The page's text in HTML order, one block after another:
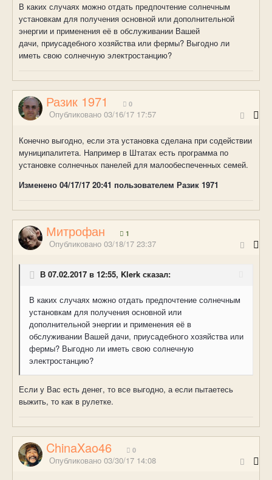
В каких случаях можно отдать предпочтение солнечным
установкам для получения основной или дополнительной
энергии и применения её в обслуживании Вашей
дачи, приусадебного хозяйства или фермы? Выгодно ли
иметь свою солнечную электростанцию?
Разик 1971 0
Опубликовано 03/16/17 17:57
Конечно выгодно, если эта установка сделана при содействии
муниципалитета. Например в Штатах есть программа по
установке солнечных панелей для малообеспеченных семей.
Изменено 04/17/17 20:41 пользователем Разик 1971
Митрофан 1
Опубликовано 03/18/17 23:37
В 07.02.2017 в 12:55, Klerk сказал:
В каких случаях можно отдать предпочтение солнечным
установкам для получения основной или
дополнительной энергии и применения её в
обслуживании Вашей дачи, приусадебного хозяйства или
фермы? Выгодно ли иметь свою солнечную
электростанцию?
Если у Вас есть денег, то все выгодно, а если пытаетесь
выжить, то как в рулетке.
ChinaXao46 0
Опубликовано 03/30/17 14:08